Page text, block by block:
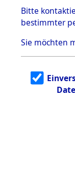
5.3.1
zu
en
5.3.2
g
5.3.3
Bitte
bestimmter
Sie möchten